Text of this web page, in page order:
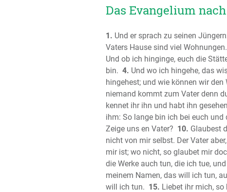
Das Evangelium
1. Und er sprach zu seinen
Vaters Hause sind viel
Und ob ich hinginge, euch die
bin. 4. Und wo ich hingehe, das
hingehest; und wie können wir den
niemand kommt zum Vater denn
kennet ihr ihn und habt ihn
ihm: So lange bin ich bei euch
Zeige uns en Vater? 10. Glaubest
nicht von mir selbst. Der Vater
mir ist; wo nicht, so glaubet mir
die Werke auch tun, die ich tue,
meinem Namen, das will ich tun,
will ich tun. 15. Liebet ihr mich, so